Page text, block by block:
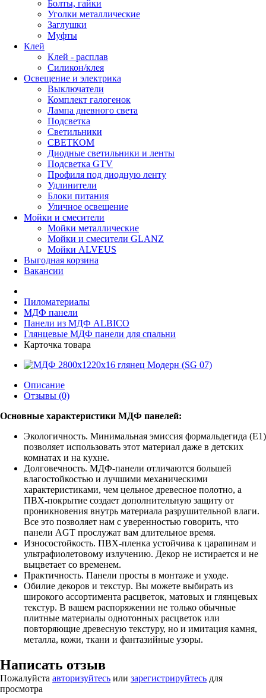
Болты, гайки
Уголки металлические
Заглушки
Муфты
Клей
Клей - расплав
Силикон/клея
Освещение и электрика
Выключатели
Комплект галогенок
Лампа дневного света
Подсветка
Светильники
СВЕТКОМ
Диодные светильники и ленты
Подсветка GTV
Профиля под диодную ленту
Удлинители
Блоки питания
Уличное освещение
Мойки и смесители
Мойки металлические
Мойки и смесители GLANZ
Мойки ALVEUS
Выгодная корзина
Вакансии
Пиломатериалы
МДФ панели
Панели из МДФ ALBICO
Глянцевые МДФ панели для спальни
Карточка товара
Описание
Отзывы (0)
Основные характеристики МДФ панелей:
Экологичность. Минимальная эмиссия формальдегида (Е1)
позволяет использовать этот материал даже в детских
комнатах и на кухне.
Долговечность. МДФ-панели отличаются большей
влагостойкостью и лучшими механическими
характеристиками, чем цельное древесное полотно, а
ПВХ-покрытие создает дополнительную защиту от
проникновения внутрь материала разрушительной влаги.
Все это позволяет нам с уверенностью говорить, что
панели AGT прослужат вам длительное время.
Износостойкость. ПВХ-пленка устойчива к царапинам и
ультрафиолетовому излучению. Декор не истирается и не
выцветает со временем.
Практичность. Панели просты в монтаже и уходе.
Обилие декоров и текстур. Вы можете выбирать из
широкого ассортимента расцветок, матовых и глянцевых
текстур. В вашем распоряжении не только обычные
плитные материалы однотонных расцветок или
повторяющие древесную текстуру, но и имитация камня,
металла, кожи, ткани и фантазийные узоры.
Написать отзыв
Пожалуйста авторизуйтесь или зарегистрируйтесь для
просмотра